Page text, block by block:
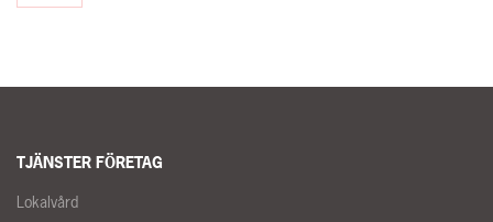
TJÄNSTER FÖRETAG
Lokalvård